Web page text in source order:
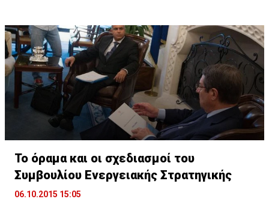
συζητήσουν με τους ευρωβουλευτές τα ζητήματα που
πρέπει να αντιμετωπίσει η ΕΕ.
Το όραμα και οι σχεδιασμοί του
Συμβουλίου Ενεργειακής Στρατηγικής
06.10.2015 15:05